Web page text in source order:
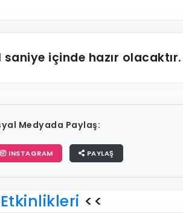
saniye içinde hazır olacaktır.
Medyada Paylaş:
INSTAGRAM PAYLAŞ
<<